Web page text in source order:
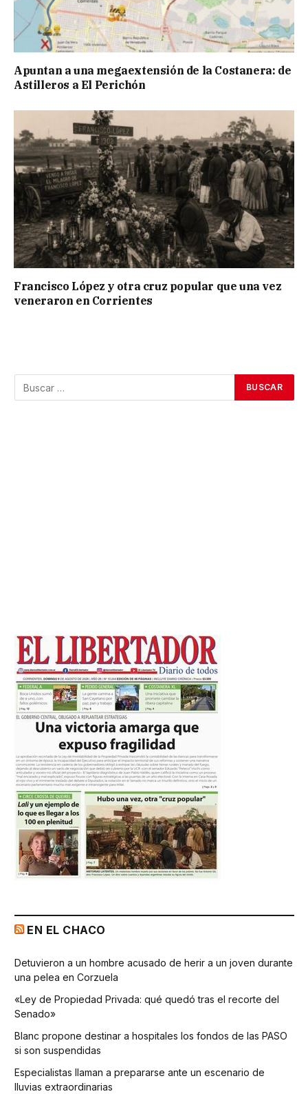
Apuntan a una megaextensión de la Costanera: de
Astilleros a El Perichón
Francisco López y otra cruz popular que una vez
veneraron en Corrientes
EN EL CHACO
Detuvieron a un hombre acusado de herir a un joven durante
una pelea en Corzuela
«Ley de Propiedad Privada: qué quedó tras el recorte del
Senado»
Blanc propone destinar a hospitales los fondos de las PASO
si son suspendidas
Especialistas llaman a prepararse ante un escenario de
lluvias extraordinarias